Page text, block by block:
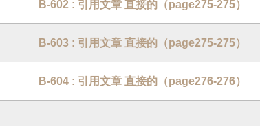
B-602 : 引用文章 直接的（page275-275）
B-603 : 引用文章 直接的（page275-275）
B-604 : 引用文章 直接的（page276-276）